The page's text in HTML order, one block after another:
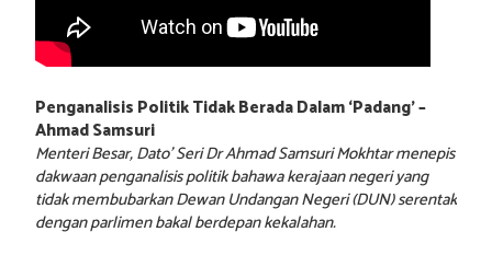
Penganalisis Politik Tidak Berada Dalam ‘Padang’ –
Ahmad Samsuri
Menteri Besar, Dato’ Seri Dr Ahmad Samsuri Mokhtar menepis
dakwaan penganalisis politik bahawa kerajaan negeri yang
tidak membubarkan Dewan Undangan Negeri (DUN) serentak
dengan parlimen bakal berdepan kekalahan.